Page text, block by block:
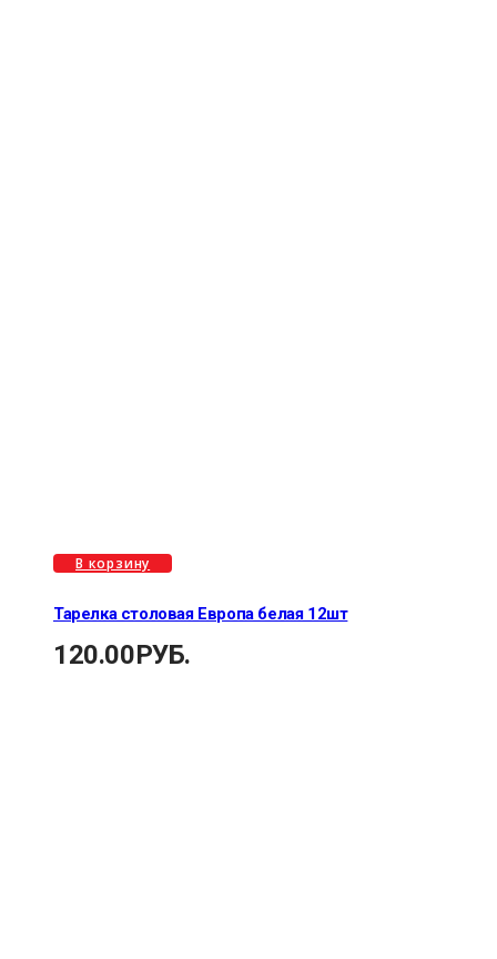
В корзину
Тарелка столовая Европа белая 12шт
120.00РУБ.